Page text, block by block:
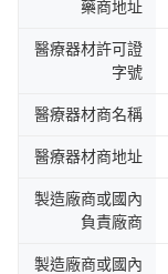
藥商地址
醫療器材許可證
字號
醫療器材商名稱
醫療器材商地址
製造廠商或國內
負責廠商
製造廠商或國內